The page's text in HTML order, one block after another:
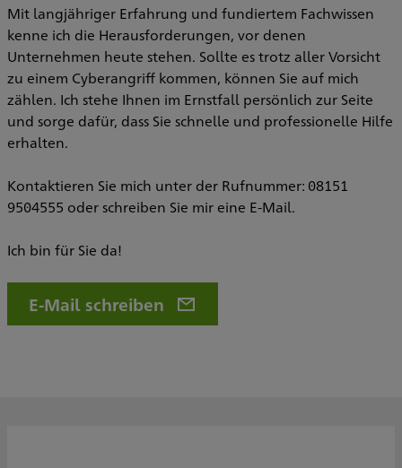
Mit langjähriger Erfahrung und fundiertem Fachwissen
kenne ich die Herausforderungen, vor denen
Unternehmen heute stehen. Sollte es trotz aller Vorsicht
zu einem Cyberangriff kommen, können Sie auf mich
zählen. Ich stehe Ihnen im Ernstfall persönlich zur Seite
und sorge dafür, dass Sie schnelle und professionelle Hilfe
erhalten.
Kontaktieren Sie mich unter der Rufnummer: 08151
9504555 oder schreiben Sie mir eine E-Mail.
Ich bin für Sie da!
E-Mail schreiben